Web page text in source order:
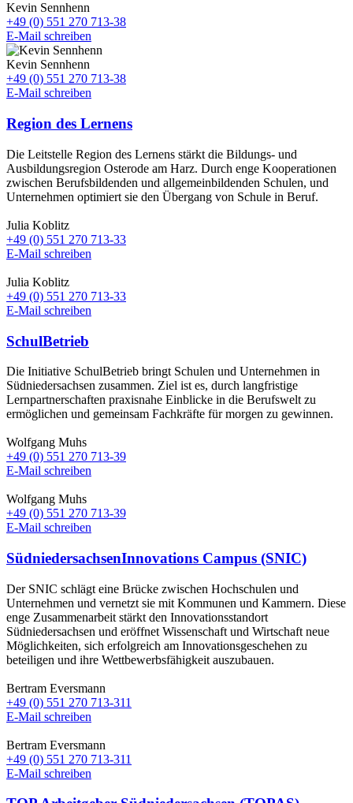
Kevin Sennhenn
+49 (0) 551 270 713-38
E-Mail schreiben
Kevin Sennhenn
+49 (0) 551 270 713-38
E-Mail schreiben
Region des Lernens
Die Leitstelle Region des Lernens stärkt die Bildungs- und
Ausbildungsregion Osterode am Harz. Durch enge Kooperationen
zwischen Berufsbildenden und allgemeinbildenden Schulen, und
Unternehmen optimiert sie den Übergang von Schule in Beruf.
Julia Koblitz
+49 (0) 551 270 713-33
E-Mail schreiben
Julia Koblitz
+49 (0) 551 270 713-33
E-Mail schreiben
SchulBetrieb
Die Initiative SchulBetrieb bringt Schulen und Unternehmen in
Südniedersachsen zusammen. Ziel ist es, durch langfristige
Lernpartnerschaften praxisnahe Einblicke in die Berufswelt zu
ermöglichen und gemeinsam Fachkräfte für morgen zu gewinnen.
Wolfgang Muhs
+49 (0) 551 270 713-39
E-Mail schreiben
Wolfgang Muhs
+49 (0) 551 270 713-39
E-Mail schreiben
SüdniedersachsenInnovations Campus (SNIC)
Der SNIC schlägt eine Brücke zwischen Hochschulen und
Unternehmen und vernetzt sie mit Kommunen und Kammern. Diese
enge Zusammenarbeit stärkt den Innovationsstandort
Südniedersachsen und eröffnet Wissenschaft und Wirtschaft neue
Möglichkeiten, sich erfolgreich am Innovationsgeschehen zu
beteiligen und ihre Wettbewerbsfähigkeit auszubauen.
Bertram Eversmann
+49 (0) 551 270 713-311
E-Mail schreiben
Bertram Eversmann
+49 (0) 551 270 713-311
E-Mail schreiben